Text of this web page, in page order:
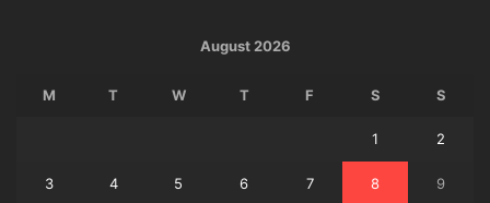
August 2026
M T W T F S S
1 2
3 4 5 6 7 8 9